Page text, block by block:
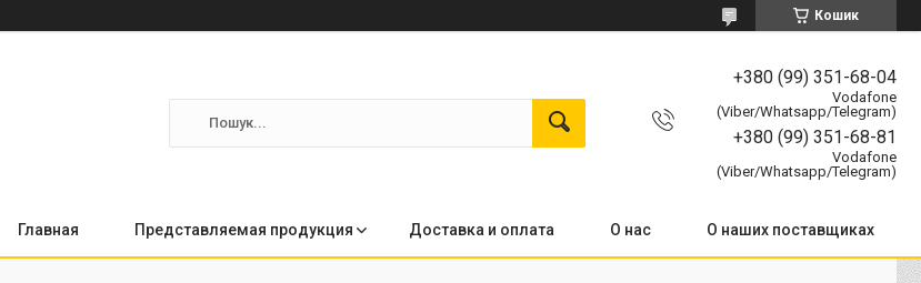
Кошик
+380 (99) 351-68-04
Vodafone
(Viber/Whatsapp/Telegram)
+380 (99) 351-68-81
Vodafone
(Viber/Whatsapp/Telegram)
Главная Представляемая продукция Доставка и оплата О нас О наших поставщиках